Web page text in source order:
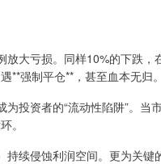
大亏损。同样10%的下跌，
强制平仓**，甚至血本无归。
投资者的“流动性陷阱”。当
。
续侵蚀利润空间。更为关键